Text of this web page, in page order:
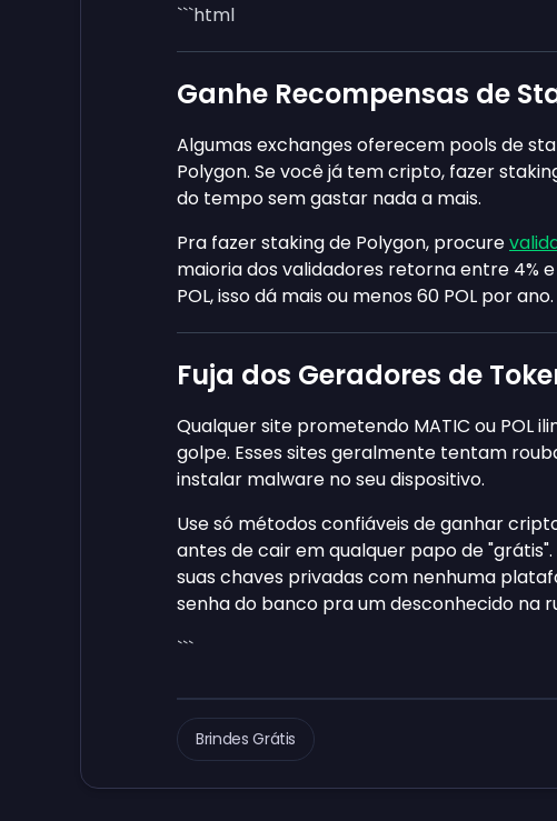
```html
Ganhe Recompensas de
Algumas exchanges oferecem pools de
Polygon. Se você já tem cripto, fazer
do tempo sem gastar nada a mais.
Pra fazer staking de Polygon, procure
maioria dos validadores retorna entre 4%
POL, isso dá mais ou menos 60 POL por ano.
Fuja dos Geradores de
Qualquer site prometendo MATIC ou POL
golpe. Esses sites geralmente tentam
instalar malware no seu dispositivo.
Use só métodos confiáveis de ganhar
antes de cair em qualquer papo de
suas chaves privadas com nenhuma
senha do banco pra um desconhecido na
```
Brindes Grátis